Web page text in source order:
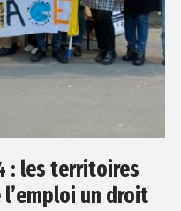
: les territoires
un droit